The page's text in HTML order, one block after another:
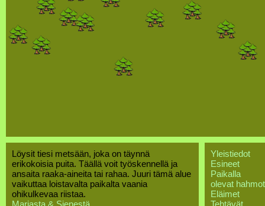
Löysit tiesi metsään, joka on täynnä
erikokoisia puita. Täällä voit työskennellä ja
ansaita raaka-aineita tai rahaa. Juuri tämä alue
vaikuttaa loistavalta paikalta vaania
ohikulkevaa riistaa.
Marjasta & Sienestä
Yleistiedot
Esineet
Paikalla
olevat hahmot
Eläimet
Tehtävät